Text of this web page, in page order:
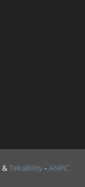
& TekaBility - ANPC